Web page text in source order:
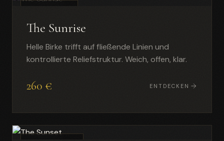
The Sunrise
Helle Birke trifft auf fließende Linien und
kontrollierte Reliefstruktur. Weich, offen, klar.
260 € ENTDECKEN